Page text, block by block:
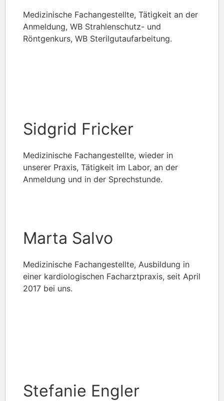
Medizinische Fachangestellte, Tätigkeit an der
Anmeldung, WB Strahlenschutz- und
Röntgenkurs, WB Sterilgutaufarbeitung.
Sidgrid Fricker
Medizinische Fachangestellte, wieder in
unserer Praxis, Tätigkeit im Labor, an der
Anmeldung und in der Sprechstunde.
Marta Salvo
Medizinische Fachangestellte, Ausbildung in
einer kardiologischen Facharztpraxis, seit April
2017 bei uns.
Stefanie Engler